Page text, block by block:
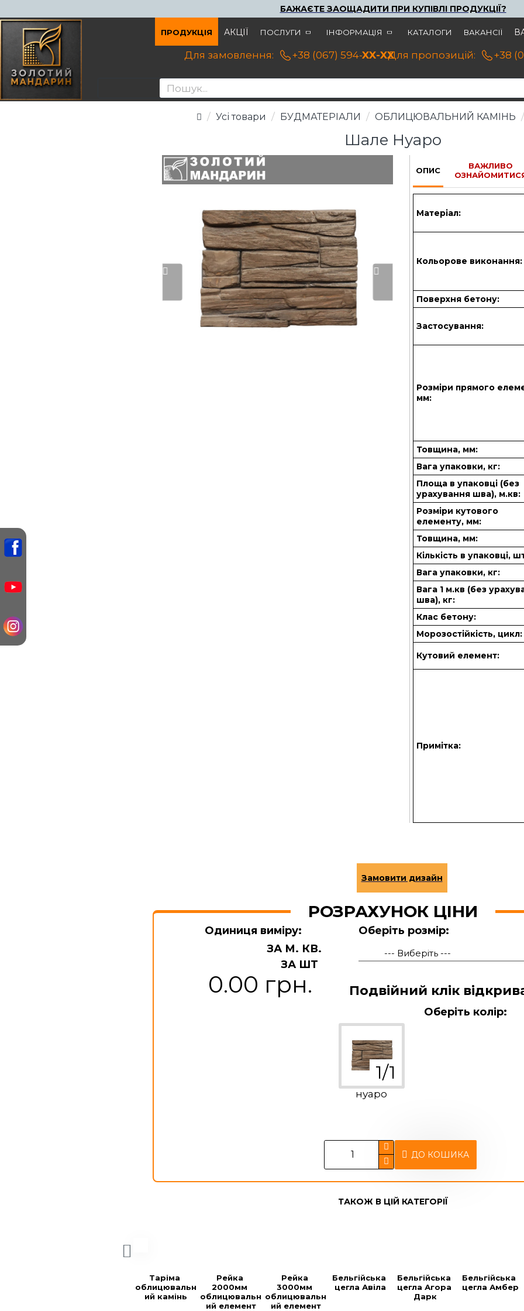
ПРОДУКЦІЯ АКЦІЇ ПОСЛУГИ ІНФОРМАЦІЯ КАТАЛОГИ ВАКАНСІЇ
Для замовлення: +38 (067) 594-21-22
XX-XXДля пропозицій: +38
Усі товари БУДМАТЕРІАЛИ ОБЛИЦЮВАЛЬНИЙ КАМІНЬ
Шале Нуаро
БАЖАЄТЕ ЗАОЩАДИТИ ПРИ КУПІВЛІ ПРОДУКЦІЇ?
ОПИС
ВАЖЛИВО
Матеріал:
Кольорове виконання:
Поверхня бетону:
Застосування:
Розміри прямого
мм:
Товщина, мм:
Вага упаковки, кг:
Площа в упаковці (без
урахування шва), м.кв:
Розміри кутового
елементу, мм:
Товщина, мм:
Кількість в упаковці,
Вага упаковки, кг:
Вага 1 м.кв (без
шва), кг:
Клас бетону:
Морозостійкість, цикл:
Кутовий елемент:
Примітка:
РОЗРАХУНОК ЦІНИ
Одиниця виміру:
ЗА М. КВ.
ЗА ШТ
0.00 грн.
ДО КОШИКА
Оберіть розмір:
Подвійний клік
Оберіть колір:
нуаро
ТАКОЖ В ЦІЙ КАТЕГОРІЇ
Таріма
облицювальн
ий камінь
Рейка
2000мм
облицювальн
ий елемент
Рейка
3000мм
облицювальн
ий елемент
Бельгійська
цегла Авіла
Бельгійська
цегла Агора
Дарк
Бельгійська
цегла Амбер